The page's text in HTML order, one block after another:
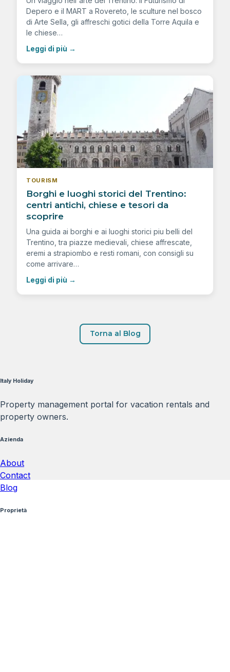
Depero e il MART a Rovereto, le sculture nel bosco
di Arte Sella, gli affreschi gotici della Torre Aquila e
le chiese…
Leggi di più →
TOURISM
Borghi e luoghi storici del Trentino:
centri antichi, chiese e tesori da
scoprire
Una guida ai borghi e ai luoghi storici piu belli del
Trentino, tra piazze medievali, chiese affrescate,
eremi a strapiombo e resti romani, con consigli su
come arrivare…
Leggi di più →
Torna al Blog
Italy Holiday
Property management portal for vacation rentals and
property owners.
Azienda
About
Contact
Blog
Proprietà